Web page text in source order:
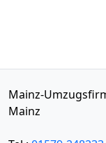
Mainz-
Mainz